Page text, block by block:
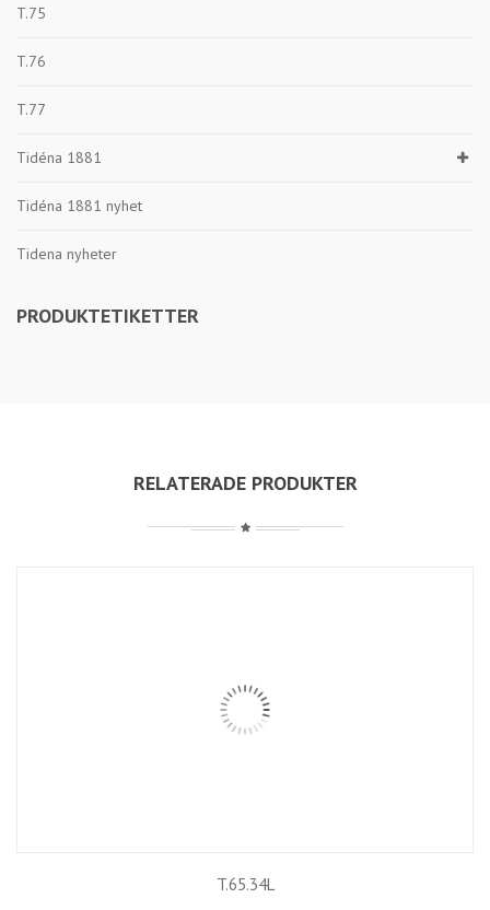
T.75
T.76
T.77
Tidéna 1881
Tidéna 1881 nyhet
Tidena nyheter
PRODUKTETIKETTER
RELATERADE PRODUKTER
T.65.34L